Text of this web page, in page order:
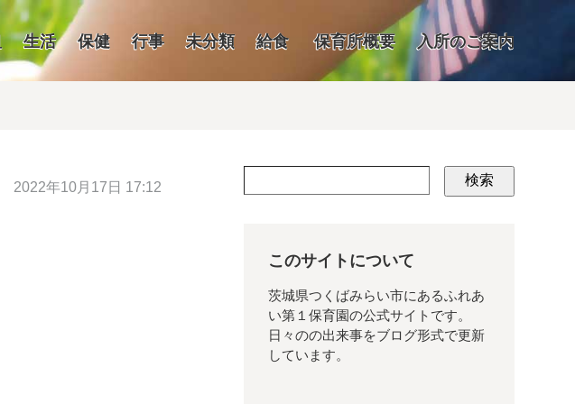
生活 保健 行事 未分類 給食 保育所概要 入所のご案内
2022年10月17日 17:12 検索
このサイトについて
茨城県つくばみらい市にあるふれあ
い第１保育園の公式サイトです。
日々のの出来事をブログ形式で更新
しています。